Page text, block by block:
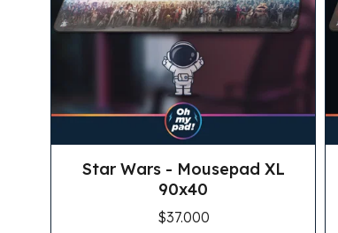
Star Wars - Mousepad XL
90x40
$37.000